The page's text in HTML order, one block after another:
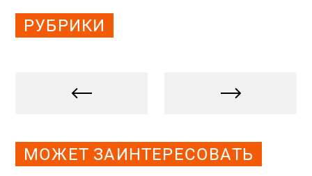
РУБРИКИ
МОЖЕТ ЗАИНТЕРЕСОВАТЬ